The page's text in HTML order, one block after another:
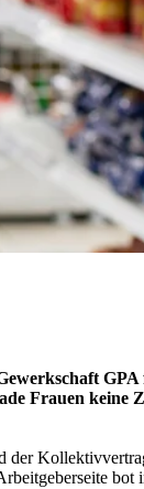
Frauen keine
der
bot